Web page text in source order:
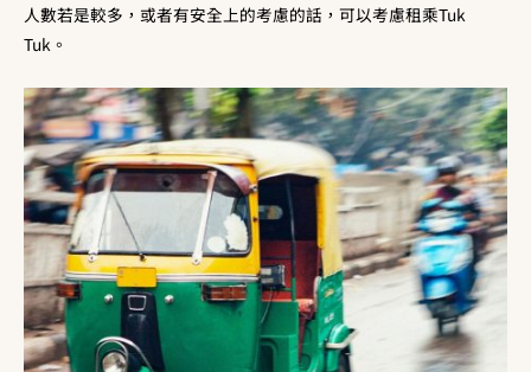
人數若是較多，或者有安全上的考慮的話，可以考慮租乘Tuk
Tuk。